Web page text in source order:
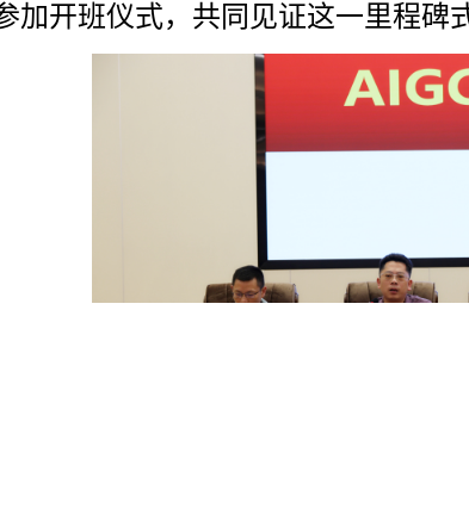
加开班仪式，共同见证这一里程碑